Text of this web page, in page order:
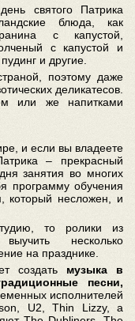
святого Патрика
блюда, как
с капустой,
с капустой и
и другие.
поэтому даже
деликатесов.
или же напитками
и если вы владеете
– прекрасный
занятия во многих
программу обучения
, который несложен, и
то ролики из
несколько
на празднике.
создать музыка в
песни,
исполнителей
U2, Thin Lizzy, а